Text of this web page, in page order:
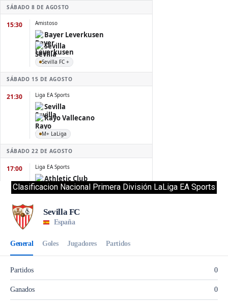
Clasificacion Nacional Primera División LaLiga EA Sports